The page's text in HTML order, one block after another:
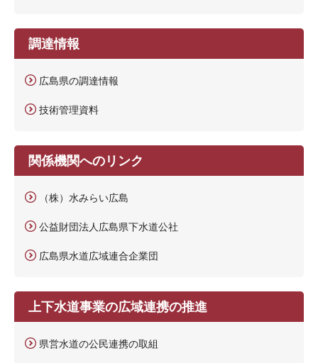
調達情報
広島県の調達情報
技術管理資料
関係機関へのリンク
（株）水みらい広島
公益財団法人広島県下水道公社
広島県水道広域連合企業団
上下水道事業の広域連携の推進
県営水道の公民連携の取組